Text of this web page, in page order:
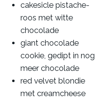
cakesicle pistache-
roos met witte
chocolade
giant chocolade
cookie, gedipt in nog
meer chocolade
red velvet blondie
met creamcheese